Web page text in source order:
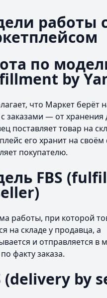
работы
по
by
что Маркет берёт
заказами — от хранения
поставляет товар на
его хранит на своём
покупателю.
FBS
работы, при которой
на складе у продавца, а
и отправляется в
факту заказа.
(delivery by